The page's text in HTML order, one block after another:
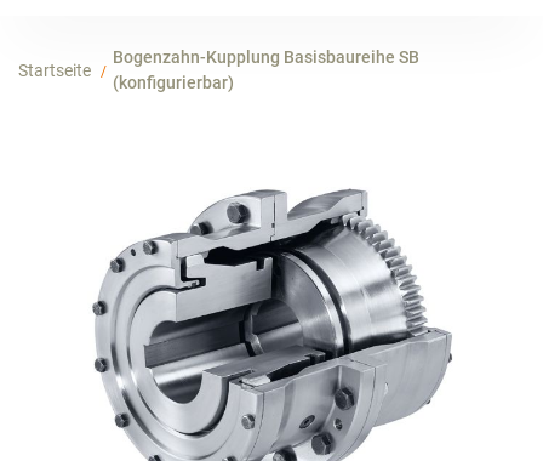
Startseite
Bogenzahn-Kupplung Basisbaureihe SB
(konfigurierbar)
Bildergalerie